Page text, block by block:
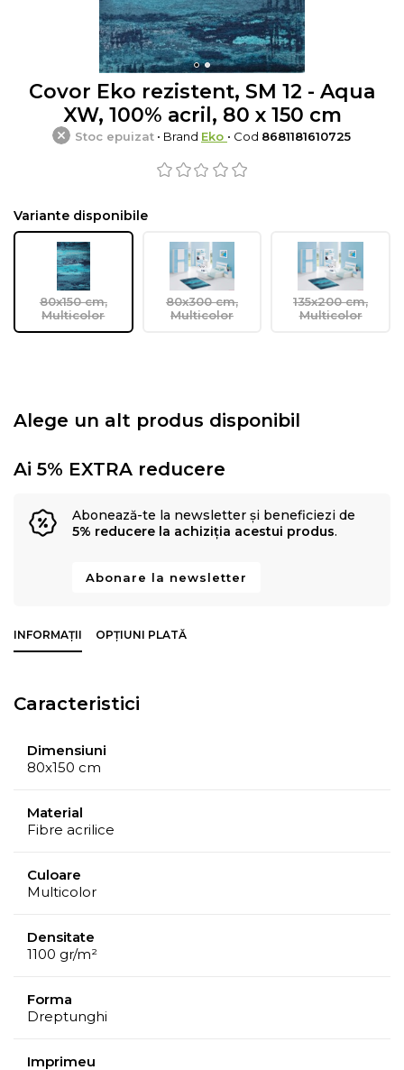
Covor Eko rezistent, SM 12 - Aqua
XW, 100% acril, 80 x 150 cm
Stoc epuizat • Brand Eko • Cod 8681181610725
Variante disponibile
80x150 cm,
Multicolor
80x300 cm,
Multicolor
135x200 cm,
Multicolor
Alege un alt produs disponibil
Ai 5% EXTRA reducere
Abonează-te la newsletter și beneficiezi de
5% reducere la achiziția acestui produs.
Abonare la newsletter
INFORMAȚII OPȚIUNI PLATĂ
Caracteristici
Dimensiuni
80x150 cm
Material
Fibre acrilice
Culoare
Multicolor
Densitate
1100 gr/m²
Forma
Dreptunghi
Imprimeu